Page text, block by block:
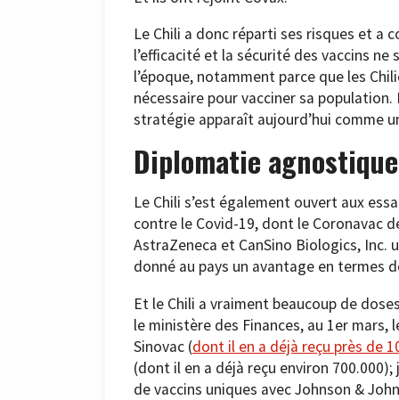
Le Chili a donc réparti ses risques et a
l’efficacité et la sécurité des vaccins
l’époque, notamment parce que les
nécessaire pour vacciner sa
stratégie apparaît aujourd’hui comme
Diplomatie
Le Chili s’est également ouvert aux
contre le Covid-19, dont le Coronavac
AstraZeneca et CanSino Biologics, Inc.
donné au pays un avantage en termes
Et le Chili a vraiment beaucoup de
le ministère des Finances, au 1er mars,
Sinovac (dont il en a déjà reçu près de
(dont il en a déjà reçu environ 700.000);
de vaccins uniques avec Johnson &